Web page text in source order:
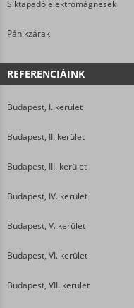
Síktapadó elektromágnesek
Pánikzárak
REFERENCIÁINK
Budapest, I. kerület
Budapest, II. kerület
Budapest, III. kerület
Budapest, IV. kerület
Budapest, V. kerület
Budapest, VI. kerület
Budapest, VII. kerület